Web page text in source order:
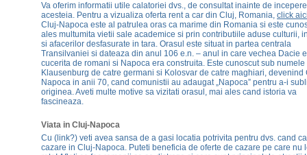
Va oferim informatii utile calatoriei dvs., de consultat inainte de
acesteia. Pentru a vizualiza oferta rent a car din Cluj, Romania, click
Cluj-Napoca este al patrulea oras ca marime din Romania si este
ales multumita vietii sale academice si prin contributiile aduse culturii,
si afacerilor desfasurate in tara. Orasul este situat in partea centrala
Transilvaniei si dateaza din anul 106 e.n. – anul in care vechea Dacie
cucerita de romani si Napoca era construita. Este cunoscut sub numele
Klausenburg de catre germani si Kolosvar de catre maghiari, devenind
Napoca in anii 70, cand comunistii au adaugat „Napoca” pentru a-i
originea. Aveti multe motive sa vizitati orasul, mai ales cand istoria va
fascineaza.
Viata in Cluj-Napoca
Cu (link?) veti avea sansa de a gasi locatia potrivita pentru dvs. cand
cazare in Cluj-Napoca. Puteti beneficia de oferte de cazare pe care nu